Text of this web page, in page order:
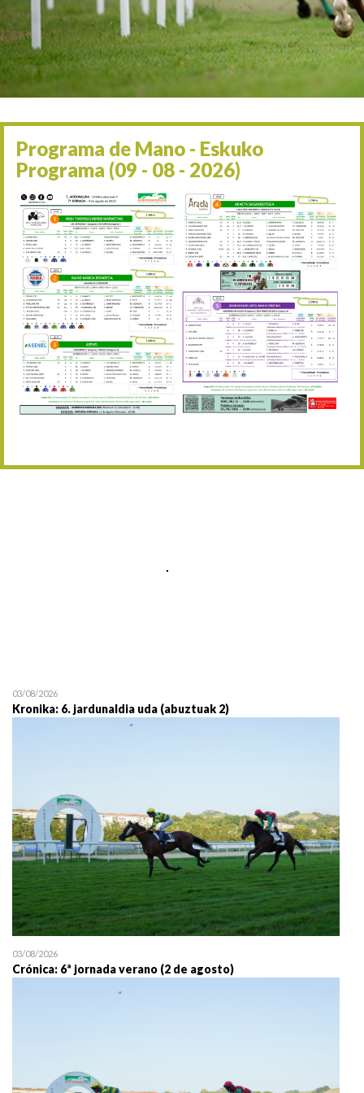
06/09 17:30 Irailaren 6a / 6 de
13/09 17:30 Irailaren 13a / 13 de
30/09 11:30 Irailaren 30a / 30 de
11/06 11:30
05/07 11:30 Uztailaren 5a / 5 de julio
12/07 11:30 Uztailaren 12a / 12 de
19/07 11:30 Uztailaren 19a / 19 de
25/07 11:30 Uztailaren 25a / 25 de
02/08 17:30 Abuztuaren 2a / 2 de
09/08 17:30 Abuztuaren 9a / 9 de
12/08 12:24 Abuztaren 12a / 12 de
15/08 17:05 Abuztuaren 15a / 15 de
30/08 17:30 Abuztuaren 30a / 30 de
19/07 11:30
Programa de Mano - Eskuko
Programa (09 - 08 - 2026)
03/08/2026
Kronika: 6. jardunaldia uda (abuztuak 2)
03/08/2026
Crónica: 6ª jornada verano (2 de agosto)